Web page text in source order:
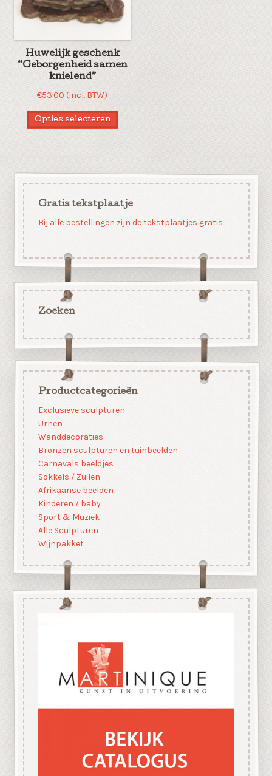
Huwelijk geschenk
“Geborgenheid samen
knielend”
€53.00 (incl. BTW)
Opties selecteren
Gratis tekstplaatje
Bij alle bestellingen zijn de tekstplaatjes gratis
Zoeken
Productcategorieën
Exclusieve sculpturen
Urnen
Wanddecoraties
Bronzen sculpturen en tuinbeelden
Carnavals beeldjes
Sokkels / Zuilen
Afrikaanse beelden
Kinderen / baby
Sport & Muziek
Alle Sculpturen
Wijnpakket